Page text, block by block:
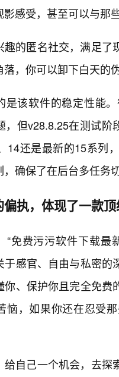
影感受，甚至可以与那
趣的匿名社交，满足了
落，你可以卸下白天的
是该软件的稳定性能
，但v28.8.25在测试
14还是最新的15系列
，确保了在后台多任务
执，体现了一款
“免费污污软件下载最
于感官、自由与私密
你、保护你且完全免
恼，如果你还在忍受
给自己一个机会，去